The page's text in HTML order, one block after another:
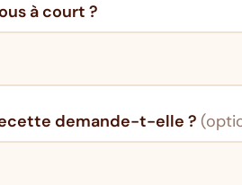
à court ?
demande-t-elle ?